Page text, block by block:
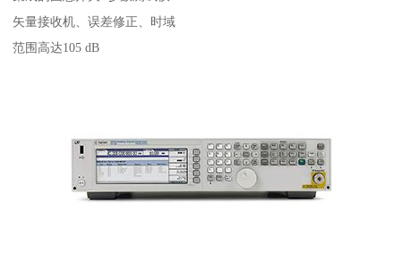
矢量接收机、误差修正、时域
范围高达105 dB